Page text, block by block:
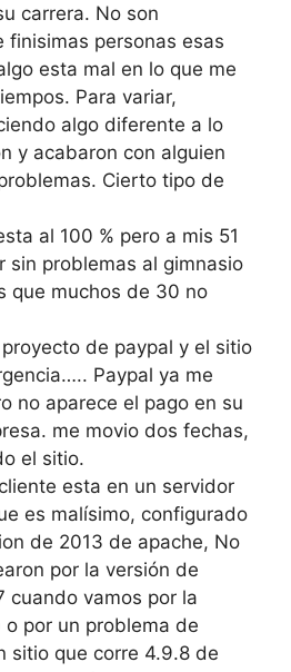
carrera. No son
finisimas personas esas
esta mal en lo que me
Para variar,
algo diferente a lo
y acabaron con alguien
Cierto tipo de
al 100 % pero a mis 51
sin problemas al gimnasio
que muchos de 30 no
de paypal y el sitio
Paypal ya me
no aparece el pago en su
me movio dos fechas,
el sitio.
esta en un servidor
es malísimo, configurado
de 2013 de apache, No
por la versión de
cuando vamos por la
o por un problema de
sitio que corre 4.9.8 de